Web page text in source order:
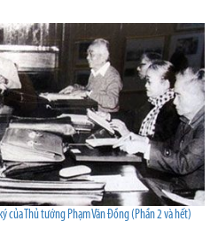
của Thủ tướng Phạm Văn Đồng (Phần 2 và hết)